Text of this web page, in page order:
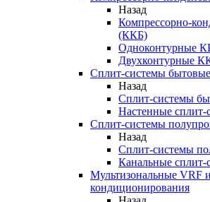
Назад
Компрессорно-
(ККБ)
Одноконтурные
Двухконтурные
Сплит-системы бытовые
Назад
Сплит-системы
Настенные сплит-
Сплит-системы
Назад
Сплит-системы
Канальные сплит-
Мультизональные VRF
кондиционирования